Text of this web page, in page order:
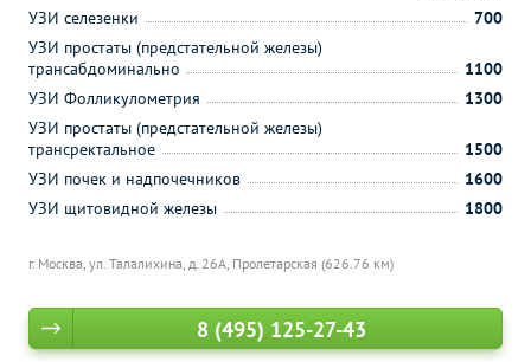
г. Москва, ул. Талалихина, д. 26А, Пролетарская (626.76 км)
УЗИ селезенки
700
УЗИ простаты (предстательной железы)
трансабдоминально
1100
УЗИ Фолликулометрия
1300
УЗИ простаты (предстательной железы)
трансректальное
1500
УЗИ почек и надпочечников
1600
УЗИ щитовидной железы
1800
8 (495) 125-27-43